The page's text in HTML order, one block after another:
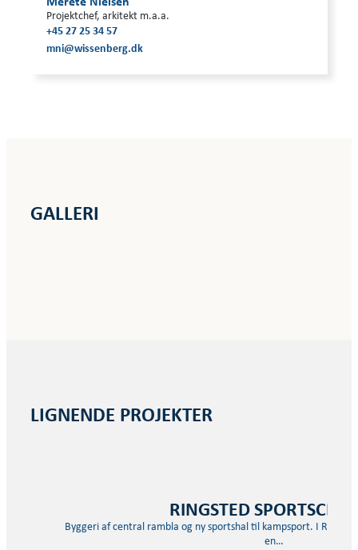
Projektchef, arkitekt m.a.a.
+45 27 25 34 57
mni@wissenberg.dk
GALLERI
LIGNENDE PROJEKTER
RINGSTED
Byggeri af central rambla og ny sportshal til kampsport. I
en…